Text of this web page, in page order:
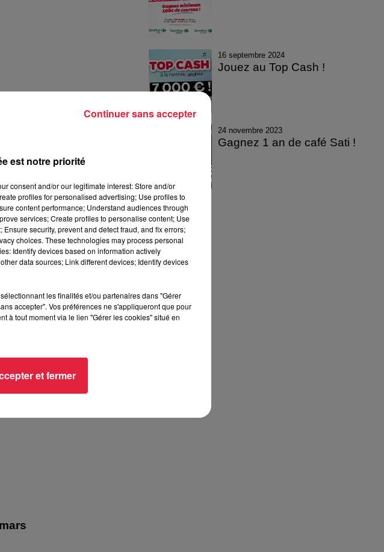
mars
16 septembre 2024
Jouez au Top Cash !
24 novembre 2023
Gagnez 1 an de café Sati !
est notre priorité
consent and/or our legitimate interest: Store and/or
profiles for personalised advertising; Use profiles to
content performance; Understand audiences through
services; Create profiles to personalise content; Use
security, prevent and detect fraud, and fix errors;
choices. These technologies may process personal
Identify devices based on information actively
data sources; Link different devices; Identify devices
les finalités et/ou partenaires dans "Gérer
accepter". Vos préférences ne s'appliqueront que pour
à tout moment via le lien "Gérer les cookies" situé en
et fermer
Continuer sans accepter